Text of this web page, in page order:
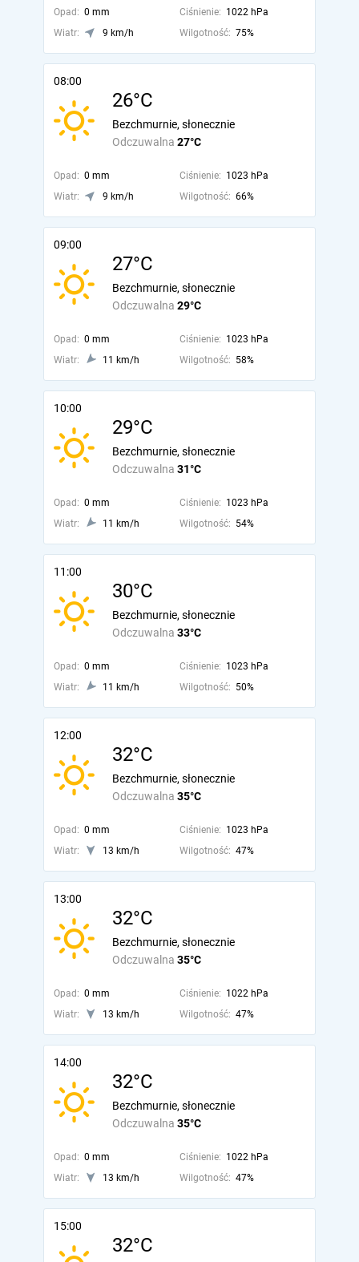
Opad: 0 mm Ciśnienie: 1022 hPa
Wiatr:
9 km/h Wilgotność: 75%
08:00
26°C
Odczuwalna 27°C
Bezchmurnie, słonecznie
Opad: 0 mm Ciśnienie: 1023 hPa
Wiatr:
9 km/h Wilgotność: 66%
09:00
27°C
Odczuwalna 29°C
Bezchmurnie, słonecznie
Opad: 0 mm Ciśnienie: 1023 hPa
Wiatr:
11 km/h Wilgotność: 58%
10:00
29°C
Odczuwalna 31°C
Bezchmurnie, słonecznie
Opad: 0 mm Ciśnienie: 1023 hPa
Wiatr:
11 km/h Wilgotność: 54%
11:00
30°C
Odczuwalna 33°C
Bezchmurnie, słonecznie
Opad: 0 mm Ciśnienie: 1023 hPa
Wiatr:
11 km/h Wilgotność: 50%
12:00
32°C
Odczuwalna 35°C
Bezchmurnie, słonecznie
Opad: 0 mm Ciśnienie: 1023 hPa
Wiatr:
13 km/h Wilgotność: 47%
13:00
32°C
Odczuwalna 35°C
Bezchmurnie, słonecznie
Opad: 0 mm Ciśnienie: 1022 hPa
Wiatr:
13 km/h Wilgotność: 47%
14:00
32°C
Odczuwalna 35°C
Bezchmurnie, słonecznie
Opad: 0 mm Ciśnienie: 1022 hPa
Wiatr:
13 km/h Wilgotność: 47%
15:00
32°C